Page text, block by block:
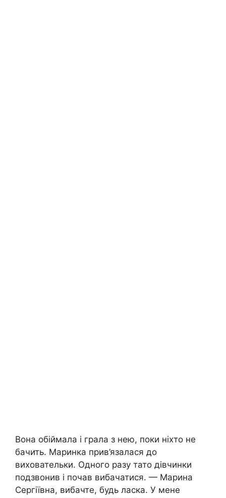
Вона обіймала і грала з нею, поки ніхто не
бачить. Маринка прив’язалася до
виховательки. Одного разу тато дівчинки
подзвонив і почав вибачатися. — Марина
Сергіївна, вибачте, будь ласка. У мене